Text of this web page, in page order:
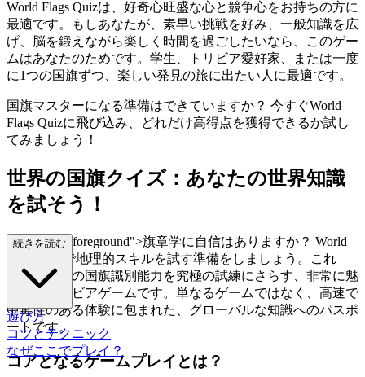
World Flags Quizは、好奇心旺盛な心と競争心をお持ちの方に
最適です。もしあなたが、素早い挑戦を好み、一般知識を広
げ、脳を鍛えながら楽しく時間を過ごしたいなら、このゲー
ムはあなたのためです。学生、トリビア愛好家、または一度
に1つの国旗ずつ、楽しい発見の旅に出たい人に最適です。
国旗マスターになる準備はできていますか？ 今すぐWorld
Flags Quizに飛び込み、どれだけ高得点を獲得できるか試し
てみましょう！
世界の国旗クイズ：あなたの世界知識
を試そう！
="mb-4 text-foreground">旗章学に自信はありますか？ World
Flags Quizで地理的スキルを試す準備をしましょう。これ
は、あなたの国旗識別能力を究極の試練にさらす、非常に魅
力的なトリビアゲームです。単なるゲームではなく、高速で
中毒性のある体験に包まれた、グローバルな知識へのパスポ
ートです。
コアとなるゲームプレイとは？
続きを読む
遊び方
コツとテクニック
なぜここでプレイ？